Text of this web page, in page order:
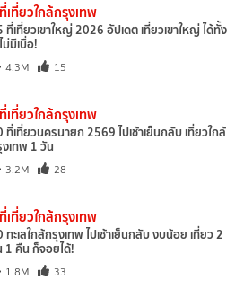
เที่ยวใกล้กรุงเทพ
ที่เที่ยวเขาใหญ่ 2026 อัปเดต เที่ยวเขาใหญ่ ได้ทั้ง
ม่มีเบื่อ!
4.3M 15
เที่ยวใกล้กรุงเทพ
ที่เที่ยวนครนายก 2569 ไปเช้าเย็นกลับ เที่ยวใกล้
เทพ 1 วัน
3.2M 28
เที่ยวใกล้กรุงเทพ
ทะเลใกล้กรุงเทพ ไปเช้าเย็นกลับ งบน้อย เที่ยว 2
1 คืน ก็จอยได้!
1.8M 33